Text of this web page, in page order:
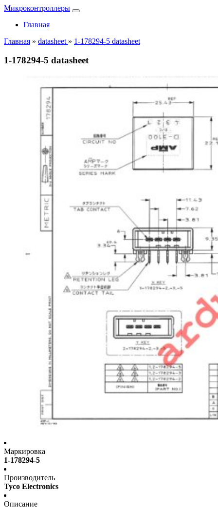
Микроконтроллеры
Главная
Главная » datasheet » 1-178294-5 datasheet
1-178294-5 datasheet
Маркировка
1-178294-5
Производитель
Tyco Electronics
Описание